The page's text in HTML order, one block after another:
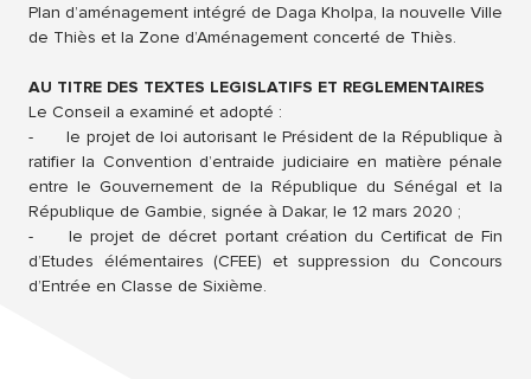
Plan d’aménagement intégré de Daga Kholpa, la nouvelle Ville
de Thiès et la Zone d’Aménagement concerté de Thiès.
AU TITRE DES TEXTES LEGISLATIFS ET REGLEMENTAIRES
Le Conseil a examiné et adopté :
-
le projet de loi autorisant le Président de la République à
ratifier la Convention d’entraide judiciaire en matière pénale
entre le Gouvernement de la République du Sénégal et la
République de Gambie, signée à Dakar, le 12 mars 2020 ;
-
le projet de décret portant création du Certificat de Fin
d’Etudes élémentaires (CFEE) et suppression du Concours
d’Entrée en Classe de Sixième.